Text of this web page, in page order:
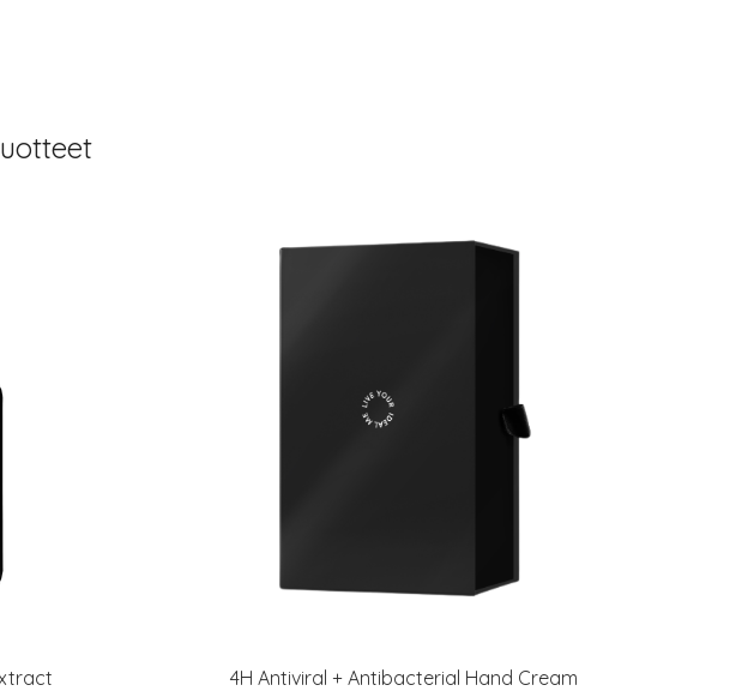
4H Antiviral + Antibacterial Hand Cream